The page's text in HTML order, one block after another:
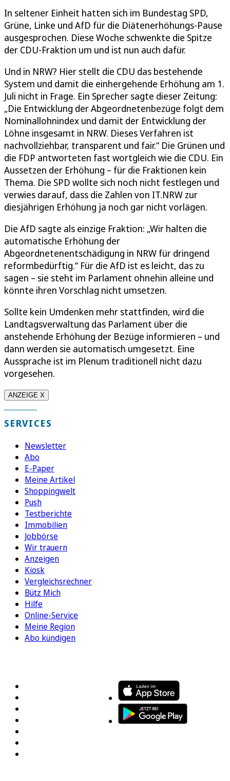
In seltener Einheit hatten sich im Bundestag SPD,
Grüne, Linke und AfD für die Diätenerhöhungs-Pause
ausgesprochen. Diese Woche schwenkte die Spitze
der CDU-Fraktion um und ist nun auch dafür.
Und in NRW? Hier stellt die CDU das bestehende
System und damit die einhergehende Erhöhung am 1.
Juli nicht in Frage. Ein Sprecher sagte dieser Zeitung:
„Die Entwicklung der Abgeordnetenbezüge folgt dem
Nominallohnindex und damit der Entwicklung der
Löhne insgesamt in NRW. Dieses Verfahren ist
nachvollziehbar, transparent und fair.“ Die Grünen und
die FDP antworteten fast wortgleich wie die CDU. Ein
Aussetzen der Erhöhung – für die Fraktionen kein
Thema. Die SPD wollte sich noch nicht festlegen und
verwies darauf, dass die Zahlen von IT.NRW zur
diesjährigen Erhöhung ja noch gar nicht vorlägen.
Die AfD sagte als einzige Fraktion: „Wir halten die
automatische Erhöhung der
Abgeordnetenentschädigung in NRW für dringend
reformbedürftig.“ Für die AfD ist es leicht, das zu
sagen – sie steht im Parlament ohnehin alleine und
könnte ihren Vorschlag nicht umsetzen.
Sollte kein Umdenken mehr stattfinden, wird die
Landtagsverwaltung das Parlament über die
anstehende Erhöhung der Bezüge informieren – und
dann werden sie automatisch umgesetzt. Eine
Aussprache ist im Plenum traditionell nicht dazu
vorgesehen.
ANZEIGE X
SERVICES
Newsletter
Abo
E-Paper
Meine Artikel
Shoppingwelt
Push
Testberichte
Immobilien
Jobbörse
Wir trauern
Anzeigen
Kiosk
Vergleichsrechner
Bütz Mich
Hilfe
Online-Service
Meine Region
Abo kündigen